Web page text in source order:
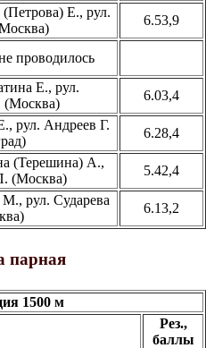
Е., рул.
6.53,9
проводилось
Е., рул.
(Москва)
6.03,4
рул. Андреев Г.
6.28,4
(Терешина) А.,
(Москва)
5.42,4
рул. Сударева
6.13,2
парная
1500 м
Рез.,
баллы